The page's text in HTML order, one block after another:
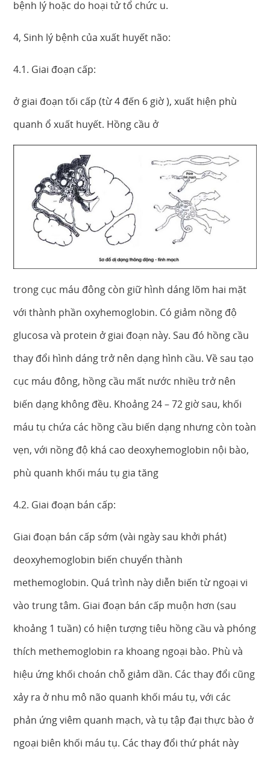
bệnh lý hoặc do hoại tử tổ chức u.
4, Sinh lý bệnh của xuất huyết não:
4.1. Giai đoạn cấp:
ở giai đoạn tối cấp (từ 4 đến 6 giờ ), xuất hiện phù
quanh ổ xuất huyết. Hồng cầu ở
trong cục máu đông còn giữ hình dáng lõm hai mặt
với thành phần oxyhemoglobin. Có giảm nồng độ
glucosa và protein ở giai đoạn này. Sau đó hồng cầu
thay đổi hình dáng trở nên dạng hình cầu. Về sau tạo
cục máu đông, hồng cầu mất nước nhiều trở nên
biến dạng không đều. Khoảng 24 – 72 giờ sau, khối
máu tụ chứa các hồng cầu biến dạng nhưng còn toàn
vẹn, với nồng độ khá cao deoxyhemoglobin nội bào,
phù quanh khối máu tụ gia tăng
4.2. Giai đoạn bán cấp:
Giai đoạn bán cấp sớm (vài ngày sau khởi phát)
deoxyhemoglobin biến chuyển thành
methemoglobin. Quá trình này diễn biến từ ngoại vi
vào trung tâm. Giai đoạn bán cấp muộn hơn (sau
khoảng 1 tuần) có hiện tượng tiêu hồng cầu và phóng
thích methemoglobin ra khoang ngoại bào. Phù và
hiệu ứng khối choán chỗ giảm dần. Các thay đổi cũng
xảy ra ở nhu mô não quanh khối máu tụ, với các
phản ứng viêm quanh mạch, và tụ tập đại thực bào ở
ngoại biên khối máu tụ. Các thay đổi thứ phát này